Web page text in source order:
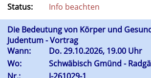
Status:
Info beachten
Die Bedeutung von Körper und
Judentum - Vortrag
Wann:
Do.29.10.2026, 19.00 Uhr
Wo:
Schwäbisch Gmünd -